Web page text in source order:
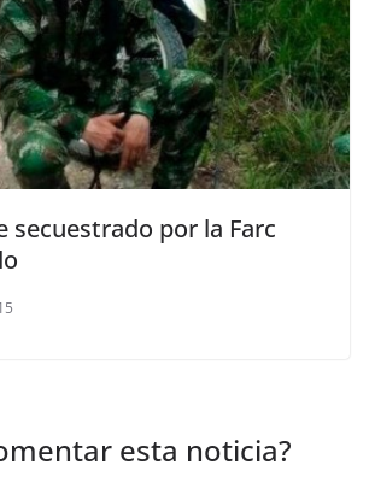
secuestrado por la Farc
esta noticia?